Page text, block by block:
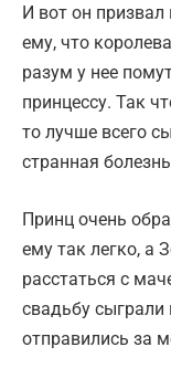
И вот он призвал
ему, что
разум у нее
принцессу. Так
то лучше всего
странная
Принц очень
ему так легко, а
расстаться с
свадьбу
отправились за